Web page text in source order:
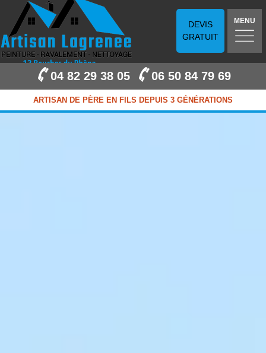
DEVIS
GRATUIT
MENU
04 82 29 38 05 06 50 84 79 69
ARTISAN DE PÈRE EN FILS DEPUIS 3 GÉNÉRATIONS